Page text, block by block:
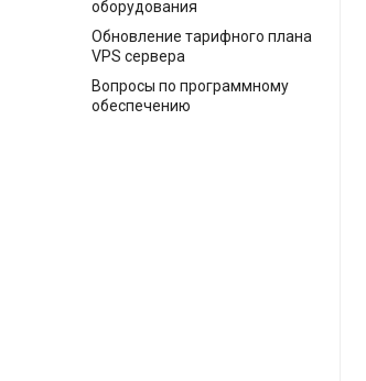
оборудования
Обновление тарифного плана
VPS сервера
Вопросы по программному
обеспечению